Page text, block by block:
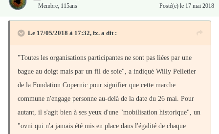
toutes les organisations aux luttes sociales, tenter de faire reculer le
une mobilisation historique, salue Willy Pelletier de la Fondation
Copernic. Ce que Macron détruit c'est une forme de civilisation.
Cette marée populaire va lui dire à Macron 'les noces du fric et des
coups de trique c'est terminé'".
Membre, 115ans Posté(e) le 17 mai 2018
Le 17/05/2018 à 17:32, fx. a dit :
"Toutes les organisations participantes ne sont pas liées par une
bague au doigt mais par un fil de soie", a indiqué Willy Pelletier
de la Fondation Copernic pour signifier que cette marche
commune n'engage personne au-delà de la date du 26 mai. Pour
autant, il s'agit bien à ses yeux d'une "mobilisation historique", un
"ovni qui n'a jamais été mis en place dans l'égalité de chaque